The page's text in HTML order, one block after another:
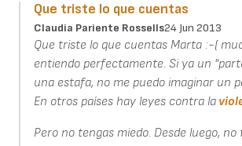
Que triste lo que cuentas
Claudia Pariente Rossells24 Jun 2013
Que triste lo que cuentas Marta :-(
entiendo perfectamente. Si ya un
una estafa, no me puedo imaginar un
En otros países hay leyes contra la
Pero no tengas miedo. Desde luego, no